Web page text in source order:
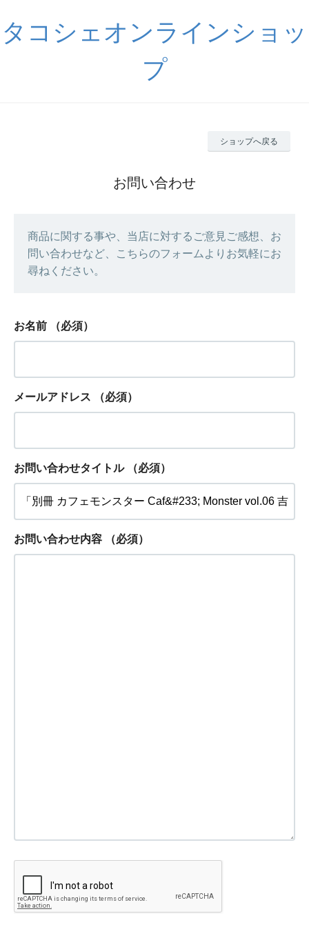
タコシェオンラインショッ
プ
ショップへ戻る
お問い合わせ
商品に関する事や、当店に対するご意見ご感想、お
問い合わせなど、こちらのフォームよりお気軽にお
尋ねください。
お名前 （必須）
メールアドレス （必須）
お問い合わせタイトル （必須）
お問い合わせ内容 （必須）